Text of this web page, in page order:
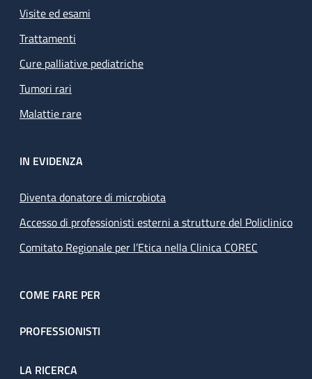
Visite ed esami
Trattamenti
Cure palliative pediatriche
Tumori rari
Malattie rare
IN EVIDENZA
Diventa donatore di microbiota
Accesso di professionisti esterni a strutture del Policlinico
Comitato Regionale per l’Etica nella Clinica COREC
COME FARE PER
PROFESSIONISTI
LA RICERCA